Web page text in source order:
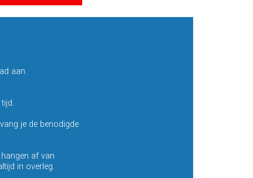
aan.
je de benodigde
af van
in overleg.